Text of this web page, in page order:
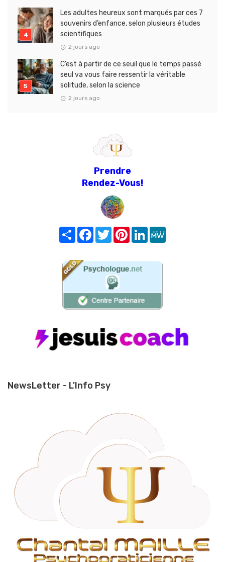
Les adultes heureux sont marqués par ces 7
souvenirs d’enfance, selon plusieurs études
scientifiques
2 jours ago
C’est à partir de ce seuil que le temps passé
seul va vous faire ressentir la véritable
solitude, selon la science
2 jours ago
Prendre
Rendez-Vous!
Share FacebookTwitterPinterest
LinkedIn
NewsLetter - L'Info Psy